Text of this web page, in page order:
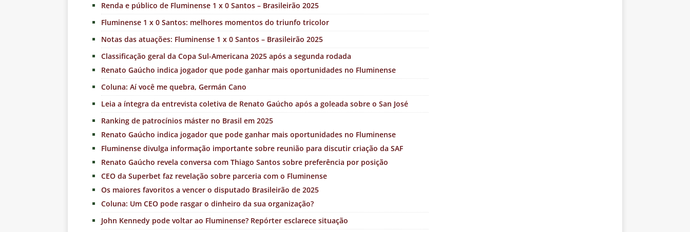
Renda e público de Fluminense 1 x 0 Santos – Brasileirão 2025
Fluminense 1 x 0 Santos: melhores momentos do triunfo tricolor
Notas das atuações: Fluminense 1 x 0 Santos – Brasileirão 2025
Classificação geral da Copa Sul-Americana 2025 após a segunda rodada
Renato Gaúcho indica jogador que pode ganhar mais oportunidades no Fluminense
Coluna: Aí você me quebra, Germán Cano
Leia a íntegra da entrevista coletiva de Renato Gaúcho após a goleada sobre o San José
Ranking de patrocínios máster no Brasil em 2025
Renato Gaúcho indica jogador que pode ganhar mais oportunidades no Fluminense
Fluminense divulga informação importante sobre reunião para discutir criação da SAF
Renato Gaúcho revela conversa com Thiago Santos sobre preferência por posição
CEO da Superbet faz revelação sobre parceria com o Fluminense
Os maiores favoritos a vencer o disputado Brasileirão de 2025
Coluna: Um CEO pode rasgar o dinheiro da sua organização?
John Kennedy pode voltar ao Fluminense? Repórter esclarece situação